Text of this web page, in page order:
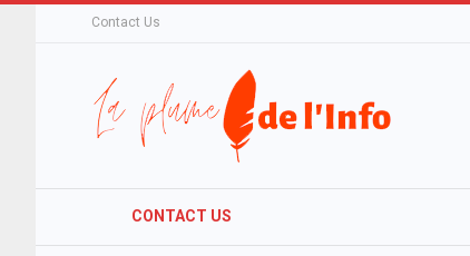
Contact Us
CONTACT US